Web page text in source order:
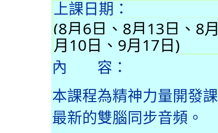
上課日期：
(8月6日、8月13日、8
月10日、9月17日)
內 容：
本課程為精神力量開發
最新的雙腦同步音頻。